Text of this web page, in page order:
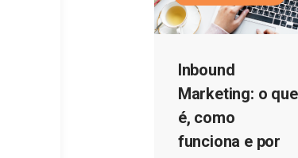
Inbound
Marketing: o que
é, como
funciona e por